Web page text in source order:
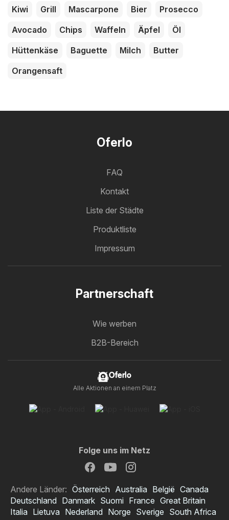
Kiwi
Grill Mascarpone Bier
Prosecco
Avocado
Chips Waffeln Äpfel
Öl
Hüttenkäse
Baguette Milch
Butter
Orangensaft
Oferlo
FAQ
Kontakt
Liste der Städte
Produktliste
Impressum
Partnerschaft
Wie werben
B2B-Bereich
Oferlo
Alle Aktionen an einem Platz
Folge uns im Netz
Andere Länder: Österreich Australia België Canada
Deutschland Danmark Suomi France Great Britain
Italia Lietuva Nederland Norge Sverige South Africa